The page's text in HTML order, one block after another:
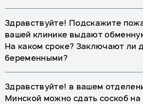
Здравствуйте! Подскажите
вашей клинике выдают
На каком сроке? Заключают ли
беременными?
Здравствуйте! в вашем
Минской можно сдать соскоб на